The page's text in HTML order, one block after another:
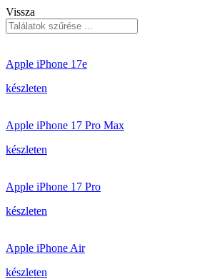
Vissza
Apple iPhone 17e
készleten
Apple iPhone 17 Pro Max
készleten
Apple iPhone 17 Pro
készleten
Apple iPhone Air
készleten